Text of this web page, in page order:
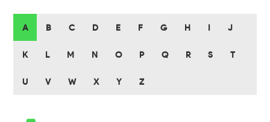
A B C D E F G H J
K L M N O P Q R S T
U V W X Y Z